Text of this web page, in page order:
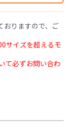
おりますので、ご
サイズを超えるモ
て必ずお問い合わ